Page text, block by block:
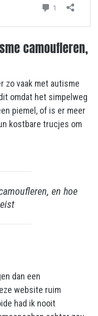
camoufleren,
zo vaak met autisme
omdat het simpelweg
piemel, of is er meer
kostbare trucjes om
en hoe
dan een
website ruim
had ik nooit